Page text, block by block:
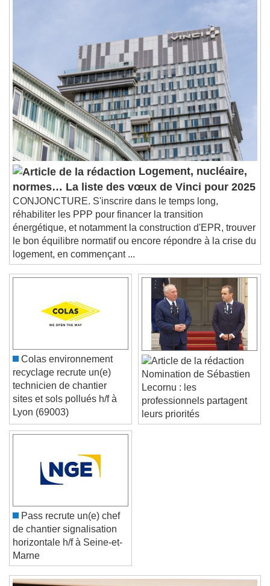
descriptions off, selected
Subtitles
subtitles settings, opens subtitles
settings dialog
subtitles off, selected
Audio Track
Picture-in-Picture
Fullscreen
This is a modal window.
Beginning of dialog window. Escape will cancel
and close the window.
Text
Color Opacity
Text Background
Caption Area Background
Color
Text Edge Style
Font Family
Reset
Done
Close Modal Dialog
Logement, nucléaire,
normes… La liste des vœux de Vinci pour 2025
CONJONCTURE. S'inscrire dans le temps long,
réhabiliter les PPP pour financer la transition
énergétique, et notamment la construction d'EPR, trouver
le bon équilibre normatif ou encore répondre à la crise du
logement, en commençant ...
Colas environnement
recyclage recrute un(e)
technicien de chantier
sites et sols pollués h/f à
Lyon (69003)
Nomination de Sébastien
Lecornu : les
professionnels partagent
leurs priorités
Pass recrute un(e) chef
de chantier signalisation
horizontale h/f à Seine-et-
Marne